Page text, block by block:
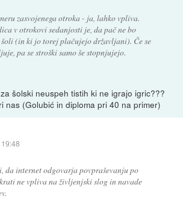
zasvojenega otroka - ja, lahko vpliva.
v otrokovi sedanjosti je, da pač ne bo
šoli (in ki jo torej plačujejo državljani). Če se
pa se stroški samo še stopnjujejo.
šolski neuspeh tistih ki ne igrajo igric???
nas (Golubić in diploma pri 40 na primer)
da internet odgovarja povpraševanju po
ne vpliva na življenjski slog in navade